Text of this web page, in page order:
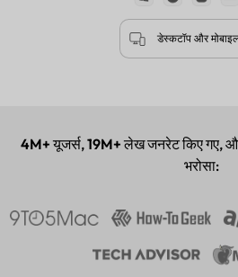
UPDF AI समाचार लेख
4M+यूजर्स,19M+लेख जनरेट किए गए,
भरोसा: